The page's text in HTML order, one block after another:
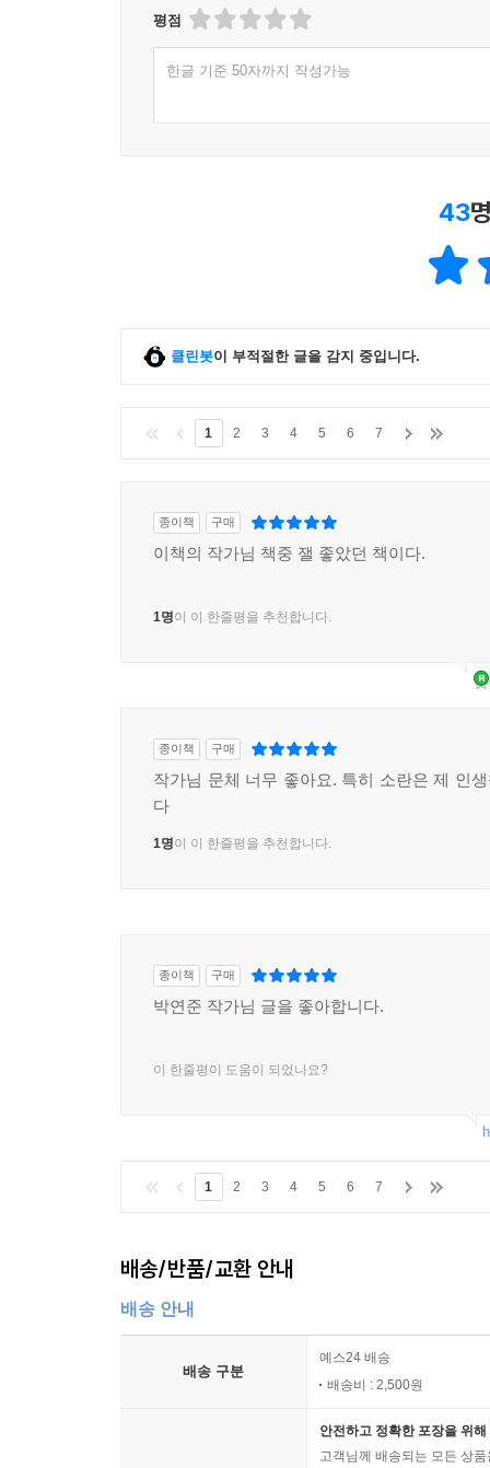
평점
한글 기준 50자까지 작성가능
43
클린봇이 부적절한 글을 감지 중입니다.
1 2 3 4 5 6 7
종이책 구매
이책의 작가님 책중 잴 좋았던 책이다.
1명이 이 한줄평을 추천합니다.
종이책 구매
작가님 문체 너무 좋아요. 특히 소란은 제 인
다
1명이 이 한줄평을 추천합니다.
종이책 구매
박연준 작가님 글을 좋아합니다.
이 한줄평이 도움이 되었나요?
1 2 3 4 5 6 7
배송/반품/교환 안내
배송 안내
배송 구분
예스24 배송
배송비 : 2,500원
안전하고 정확한 포장을 위
고객님께 배송되는 모든 상